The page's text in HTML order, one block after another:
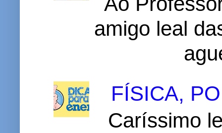
amigo leal
FÍSICA,
Caríssimo